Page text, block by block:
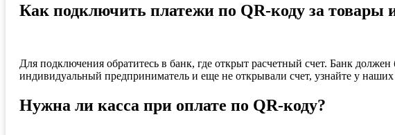
Как подключить платежи по QR-коду за товары
Для подключения обратитесь в банк, где открыт расчетный счет. Банк
индивидуальный предприниматель и еще не открывали счет, узнайте у
Нужна ли касса при оплате по QR-коду?